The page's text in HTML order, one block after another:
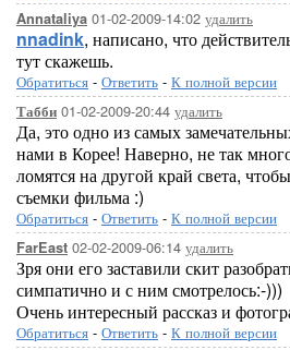
Annataliya 01-02-2009-14:02 удалить
nnadink, написано, что
тут скажешь.
Обратиться - Ответить - К полной версии
Табби 01-02-2009-20:44 удалить
Да, это одно из самых
нами в Корее! Наверно, не так
ломятся на другой край света,
съемки фильма :)
Обратиться - Ответить - К полной версии
FarEast 02-02-2009-06:14 удалить
Зря они его заставили скит
симпатично и с ним смотрелось:-)))
Очень интересный рассказ и
Обратиться - Ответить - К полной версии